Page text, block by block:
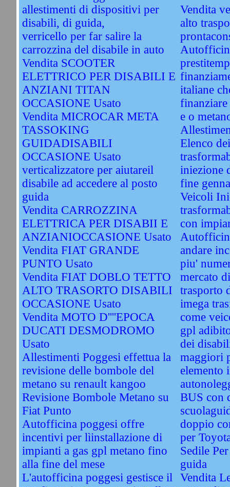
allestimenti di dispositivi per
disabili, di guida,
verricello per far salire la
carrozzina del disabile in auto
Vendita SCOOTER
ELETTRICO PER DISABILI E
ANZIANI TITAN
OCCASIONE Usato
Vendita MICROCAR META
TASSOKING
GUIDADISABILI
OCCASIONE Usato
verticalizzatore per aiutareil
disabile ad accedere al posto
guida
Vendita CARROZZINA
ELETTRICA PER DISABII E
ANZIANIOCCASIONE Usato
Vendita FIAT GRANDE
PUNTO Usato
Vendita FIAT DOBLO TETTO
ALTO TRASORTO DISABILI
OCCASIONE Usato
Vendita MOTO D''''EPOCA
DUCATI DESMODROMO
Usato
Allestimenti Poggesi effettua la
revisione delle bombole del
metano su renault kangoo
Revisione Bombole Metano su
Fiat Punto
Autofficina poggesi offre
incentivi per lìinstallazione di
impianti a gas gpl metano fino
alla fine del mese
L'autofficina poggesi gestisce il
Vendita
alto
italiane
e o
Elenco
iniezione
fine
Veicoli
con
andare
piu'
mercato
trasporto
imega
come
gpl
dei
maggiori
elemento
BUS con
doppio
per
Sedile
guida
Vendita